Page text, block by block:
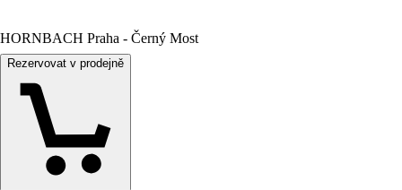
HORNBACH Praha - Černý Most
Rezervovat v prodejně